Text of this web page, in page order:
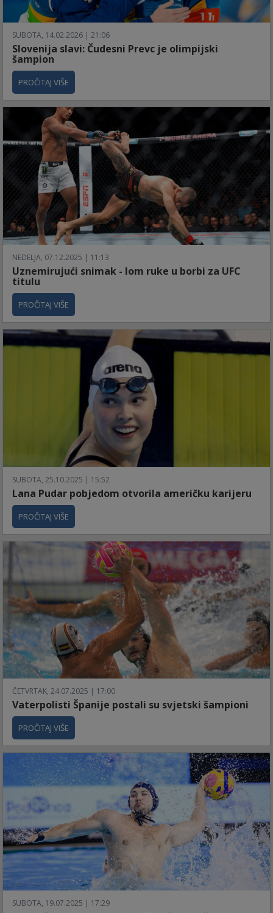
SUBOTA, 14.02.2026 | 21:06
Slovenija slavi: Čudesni Prevc je olimpijski
šampion
PROČITAJ VIŠE
NEDELJA, 07.12.2025 | 11:13
Uznemirujući snimak - lom ruke u borbi za UFC
titulu
PROČITAJ VIŠE
SUBOTA, 25.10.2025 | 15:52
Lana Pudar pobjedom otvorila američku karijeru
PROČITAJ VIŠE
ČETVRTAK, 24.07.2025 | 17:00
Vaterpolisti Španije postali su svjetski šampioni
PROČITAJ VIŠE
SUBOTA, 19.07.2025 | 17:29